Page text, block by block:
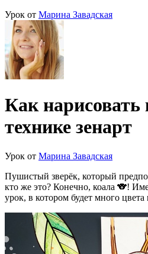
Урок от Марина Завадская
Как нарисовать
технике зенарт
Урок от Марина Завадская
Пушистый зверёк, который
кто же это? Конечно, коала 🐨!
урок, в котором будет много цвета